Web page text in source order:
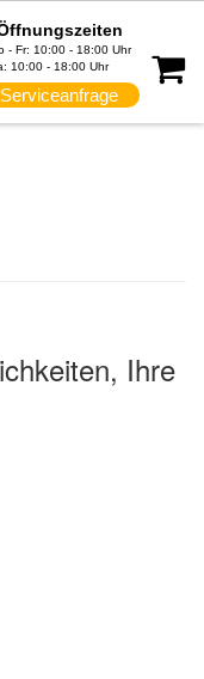
- Fr: 10:00 - 18:00 Uhr
10:00 - 18:00 Uhr
Serviceanfrage
Ihre